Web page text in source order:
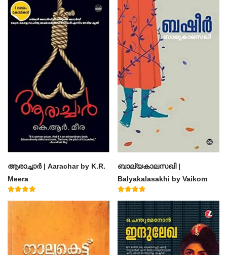
ആരാച്ചാര്‍ | Aarachar by K.R.
Meera
ബാല്യകാലസഖി |
Balyakalasakhi by Vaikom
Muhammad Basheer
4.60
out of 5